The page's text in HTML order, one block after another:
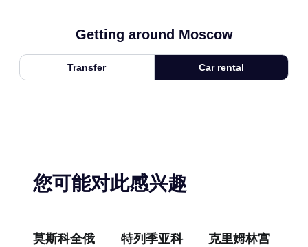
Getting around Moscow
Transfer Car rental
您可能对此感兴趣
莫斯科全俄 特列季亚科 克里姆林宫